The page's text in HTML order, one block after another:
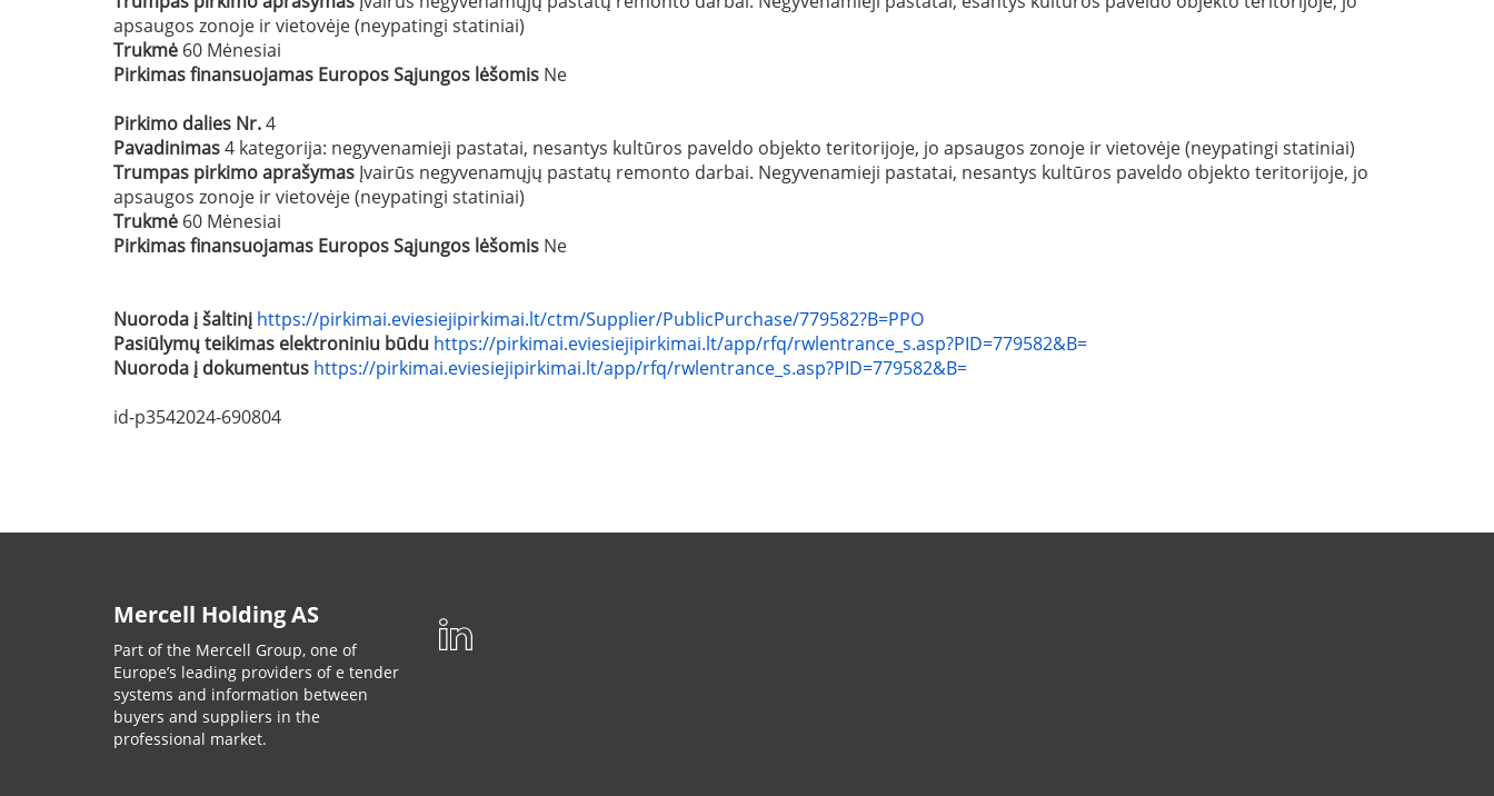
apsaugos zonoje ir vietovėje (neypatingi statiniai)
Trukmė 60 Mėnesiai
Pirkimas finansuojamas Europos Sąjungos lėšomis Ne
Pirkimo dalies Nr.4
Pavadinimas4 kategorija: negyvenamieji pastatai, nesantys kultūros paveldo objekto teritorijoje, jo apsaugos zonoje ir vietovėje (neypatingi statiniai)
Trumpas pirkimo aprašymas Įvairūs negyvenamųjų pastatų remonto darbai. Negyvenamieji pastatai, nesantys kultūros paveldo objekto teritorijoje, jo
apsaugos zonoje ir vietovėje (neypatingi statiniai)
Trukmė 60 Mėnesiai
Pirkimas finansuojamas Europos Sąjungos lėšomis Ne
Nuoroda į šaltinį https://pirkimai.eviesiejipirkimai.lt/ctm/Supplier/PublicPurchase/779582?B=PPO
Pasiūlymų teikimas elektroniniu būdu https://pirkimai.eviesiejipirkimai.lt/app/rfq/rwlentrance_s.asp?PID=779582&B=
Nuoroda į dokumentus https://pirkimai.eviesiejipirkimai.lt/app/rfq/rwlentrance_s.asp?PID=779582&B=
id-p3542024-690804
Mercell Holding AS
Part of the Mercell Group, one of
Europe’s leading providers of e tender
systems and information between
buyers and suppliers in the
professional market.